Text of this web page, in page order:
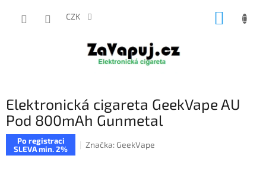
CZK
Elektronická cigareta GeekVape AU
Pod 800mAh Gunmetal
Po registraci
SLEVA min. 2%
Značka: GeekVape